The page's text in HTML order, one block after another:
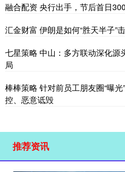
融合配资 央行出手，节后首日
汇金财富 伊朗是如何“胜天半子”
七星策略 中山：多方联动深化源
局
棒棒策略 针对前员工朋友圈“曝
控、恶意诋毁
推荐资讯